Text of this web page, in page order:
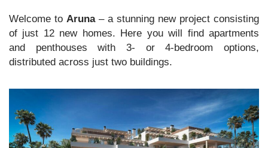
Welcome to Aruna– a stunning new project consisting
of just 12 new homes. Here you will find apartments
and penthouses with 3- or 4-bedroom options,
distributed across just two buildings.